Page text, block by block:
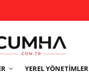
YEREL YÖNETIMLER